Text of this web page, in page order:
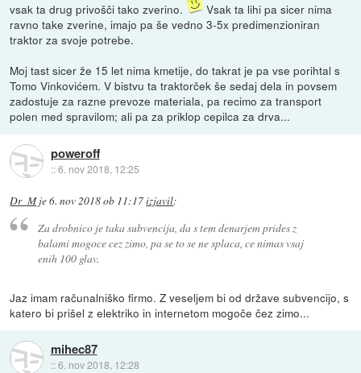
vsak ta drug privošči tako zverino.
Vsak ta lihi pa sicer nima
ravno take zverine, imajo pa še vedno 3-5x predimenzioniran
traktor za svoje potrebe.
Moj tast sicer že 15 let nima kmetije, do takrat je pa vse porihtal s
Tomo Vinkovićem. V bistvu ta traktorček še sedaj dela in povsem
zadostuje za razne prevoze materiala, pa recimo za transport
polen med spravilom; ali pa za priklop cepilca za drva...
poweroff
::6. nov 2018, 12:25
Dr_Mje6. nov 2018 ob 11:17izjavil:
Za drobnico je taka subvencija, da s tem denarjem prides z
balami mogoce cez zimo, pa se to se ne splaca, ce nimas vsaj
enih 100 glav.
Jaz imam računalniško firmo. Z veseljem bi od države subvencijo, s
katero bi prišel z elektriko in internetom mogoče čez zimo...
mihec87
::6. nov 2018, 12:28